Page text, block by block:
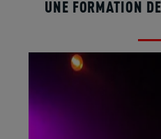
UNE FORMATION